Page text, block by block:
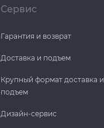
Сервис
Гарантия и возврат
Доставка и подъем
Крупный формат доставка и
подъем
Дизайн-сервис